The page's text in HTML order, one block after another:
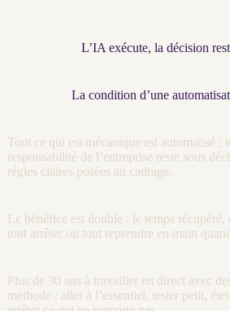
L’IA exécute, la décision
La condition d’une
Tout ce qui est mécanique est automatisé ;
responsabilité de l’entreprise reste sous
règles claires posées au cadrage.
Le bénéfice est double : le temps
tout arrêter ou tout reprendre en main
Plus de 30 ans à travailler en direct avec
méthode : aller à l’essentiel, tester petit,